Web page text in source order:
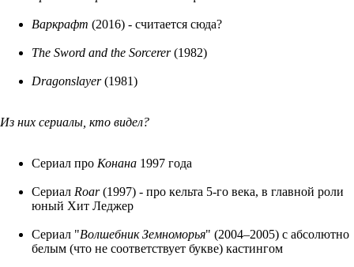
Варкрафт (2016) - считается сюда?
The Sword and the Sorcerer(1982)
Dragonslayer(1981)
Из них сериалы, кто видел?
Сериал про Конана 1997 года
Сериал Roar(1997) - про кельта 5-го века, в главной роли
юный Хит Леджер
Сериал "Волшебник Земноморья" (2004–2005) с абсолютно
белым (что не соответствует букве) кастингом